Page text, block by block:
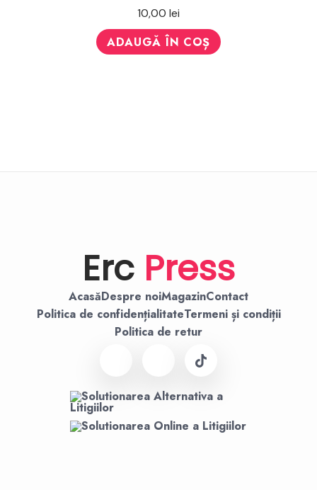
10,00 lei
ADAUGĂ ÎN COȘ
Erc Press
AcasăDespre noiMagazinContact
Politica de confidențialitateTermeni și condiții
Politica de retur